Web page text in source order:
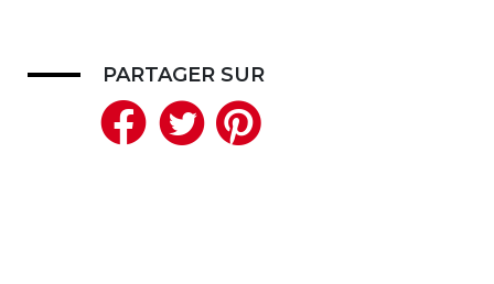
Livres audio
Meilleurs vendeurs
Page vedette
PARTAGER SUR
Facebook
Twitter